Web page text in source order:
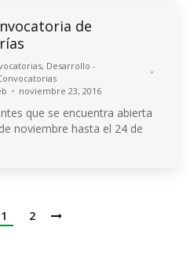
de
, Desarrollo -
noviembre 23, 2016
que se encuentra abierta
noviembre hasta el 24 de
1 2